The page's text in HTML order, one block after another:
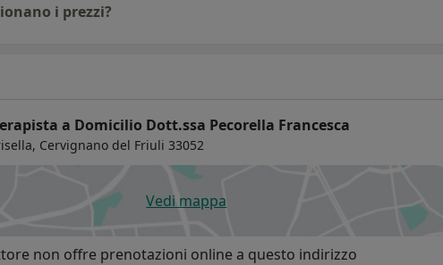
i prezzi?
a Domicilio Dott.ssa Pecorella Francesca
Cervignano del Friuli 33052
Vedi mappasi apre in una nuova scheda
non offre prenotazioni online a questo indirizzo